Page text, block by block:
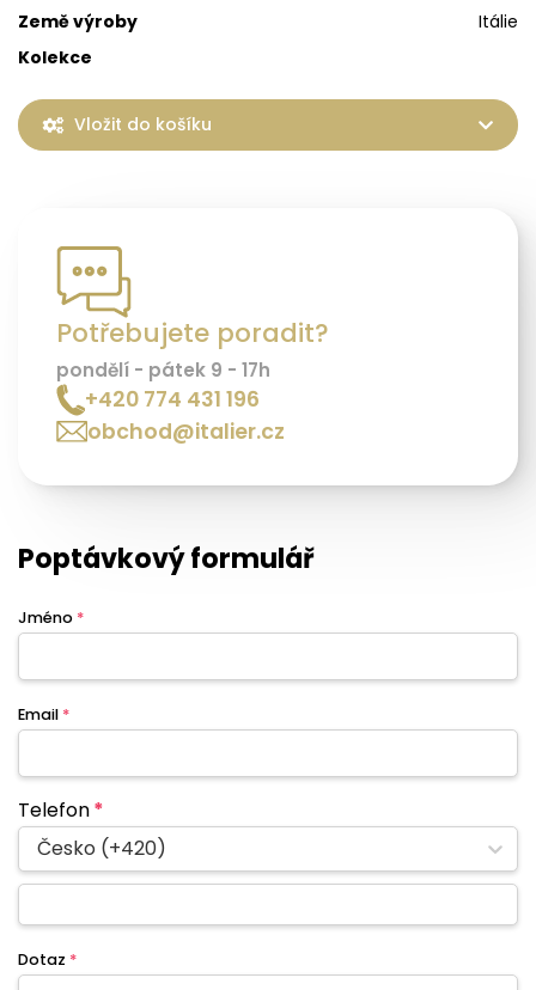
Země výroby
Itálie
Kolekce
Vložit do košíku
Potřebujete poradit?
pondělí - pátek 9 - 17h
+420 774 431 196
obchod@italier.cz
Poptávkový formulář
Jméno *
Email *
Telefon*
Česko (+420)
Dotaz *